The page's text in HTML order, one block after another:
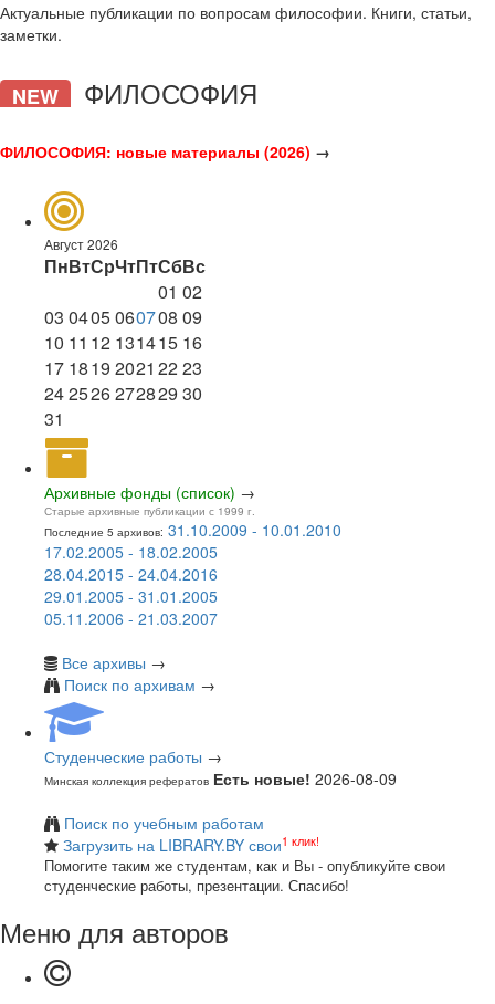
Актуальные публикации по вопросам философии. Книги, статьи,
заметки.
NEW ФИЛОСОФИЯ
ФИЛОСОФИЯ: новые материалы (2026) →
Август 2026
ПнВтСрЧтПтСбВс
01 02
03 0405060708 09
10 11 12 131415 16
17 1819 2021 2223
242526272829 30
31
Архивные фонды (список) →
Старые архивные публикации с 1999 г.
Последние 5 архивов: 31.10.2009 - 10.01.2010
17.02.2005 - 18.02.2005
28.04.2015 - 24.04.2016
29.01.2005 - 31.01.2005
05.11.2006 - 21.03.2007
Все архивы →
Поиск по архивам →
Студенческие работы →
Минская коллекция рефератов Есть новые! 2026-08-09
Поиск по учебным работам
Загрузить на LIBRARY.BY свои1 клик!
Помогите таким же студентам, как и Вы - опубликуйте свои
студенческие работы, презентации. Спасибо!
Меню для авторов